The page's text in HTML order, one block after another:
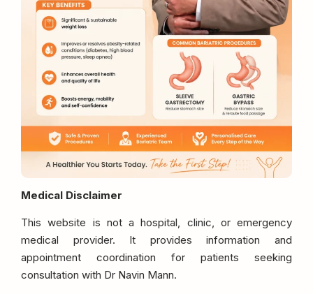
Medical Disclaimer
This website is not a hospital, clinic, or emergency
medical provider. It provides information and
appointment coordination for patients seeking
consultation with Dr Navin Mann.